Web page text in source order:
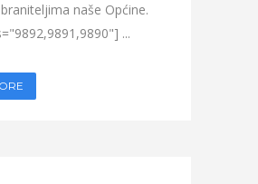
naše Općine.
...